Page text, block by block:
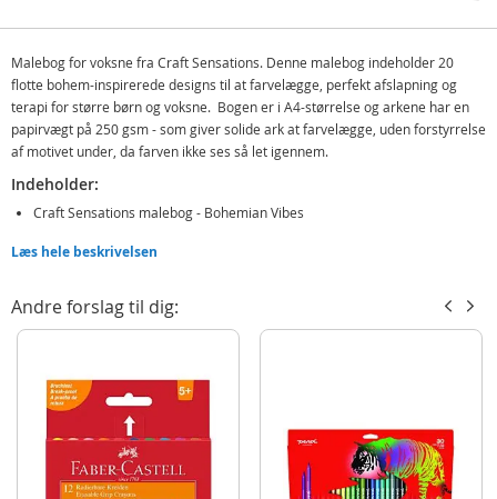
Malebog for voksne fra Craft Sensations. Denne malebog indeholder 20
flotte bohem-inspirerede designs til at farvelægge, perfekt afslapning og
terapi for større børn og voksne. Bogen er i A4-størrelse og arkene har en
papirvægt på 250 gsm - som giver solide ark at farvelægge, uden forstyrrelse
af motivet under, da farven ikke ses så let igennem.
Indeholder:
Craft Sensations malebog - Bohemian Vibes
Detaljer:
Antal sider: 20
Produktdetaljer CR5008/GE BOHEMIAN
8720257137312
Craft Sensations
Læs hele beskrivelsen
Andre forslag til dig: